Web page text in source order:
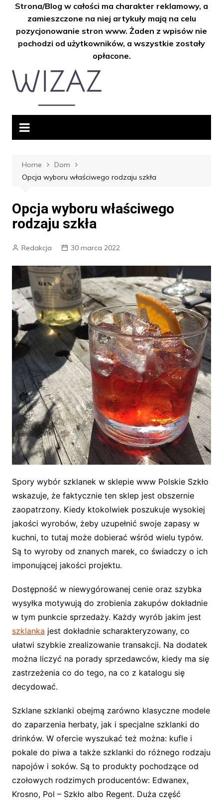
Strona/Blog w całości ma charakter reklamowy, a
zamieszczone na niej artykuły mają na celu
pozycjonowanie stron www. Żaden z wpisów nie
pochodzi od użytkowników, a wszystkie zostały
opłacone.
Skip
content
Home
Dom
Opcja wyboru właściwego rodzaju szkła
Opcja wyboru właściwego
rodzaju szkła
Redakcja 30 marca 2022
Spory wybór szklanek w sklepie www Polskie Szkło
wskazuje, że faktycznie ten sklep jest obszernie
zaopatrzony. Kiedy ktokolwiek poszukuje wysokiej
jakości wyrobów, żeby uzupełnić swoje zapasy w
kuchni, to tutaj może dobierać wśród wielu typów.
Są to wyroby od znanych marek, co świadczy o ich
imponującej jakości projektu.
Dostępność w niewygórowanej cenie oraz szybka
wysyłka motywują do zrobienia zakupów dokładnie
w tym punkcie sprzedaży. Każdy wyrób jakim jest
szklanka jest dokładnie scharakteryzowany, co
ułatwi szybkie zrealizowanie transakcji. Na dodatek
można liczyć na porady sprzedawców, kiedy ma się
zastrzeżenia co do tego, na co z katalogu się
decydować.
Szklane szklanki obejmą zarówno klasyczne modele
do zaparzenia herbaty, jak i specjalne szklanki do
drinków. W ofercie wyszukać też można: kufle i
pokale do piwa a także szklanki do różnego rodzaju
napojów i soków. Są to produkty pochodzące od
czołowych rodzimych producentów: Edwanex,
Krosno, Pol – Szkło albo Regent. Duża część